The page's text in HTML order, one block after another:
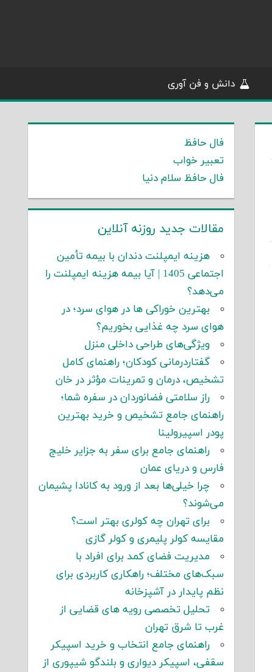
دانش و فن آوری
فال حافظ
تعبیر خواب
فال حافظ سلام دنیا
مقالات جدید روزنه آنلاین
هزینه ایمپلنت دندان با بیمه تأمین
اجتماعی 1405 | آیا بیمه هزینه ایمپلنت را
می‌دهد؟
بهترین خوراکی ها در هوای سرد؛ در
هوای سرد چه غذایی بخوریم؟
ویژگی‌های طراحی داخلی منزل
گفتاردرمانی کودکان؛ راهنمای کامل
تشخیص، درمان و تمرینات مؤثر در خان
راز سلامتی فضانوردان در سفره شما؛
راهنمای جامع تشخیص و خرید بهترین
پودر اسپیرولینا
راهنمای جامع برای سفر به جزایر خلیج
فارس و دریای عمان
چرا خیلی‌ها بعد از ورود به کانادا پشیمان
می‌شوند؟
برای تهران چه کولری بهتر است؟
مقایسه کولر پلیمری و کولر گازی
مدیریت فضای کمد برای افراد با
سبک‌های مختلف؛ راهکاری کاربردی برای
نظم پایدار در آشپزخانه
تحلیل تخصصی رویه های قضایی از
غرب تا شرق تهران
راهنمای جامع انتخاب و خرید اسپیکر
سقفی، اسپیکر دیواری و بلندگو شیپوری از